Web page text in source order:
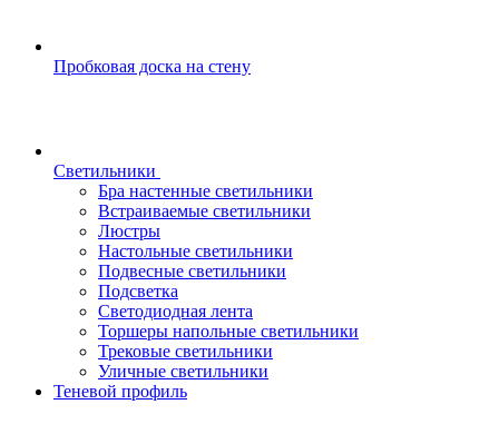
Пробковая доска на стену
Светильники
Бра настенные светильники
Встраиваемые светильники
Люстры
Настольные светильники
Подвесные светильники
Подсветка
Светодиодная лента
Торшеры напольные светильники
Трековые светильники
Уличные светильники
Теневой профиль